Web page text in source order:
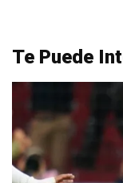
Te Puede